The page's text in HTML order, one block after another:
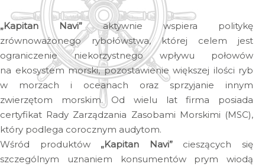
„Kapitan Navi” aktywnie wspiera politykę
zrównoważonego rybołówstwa, której celem jest
ograniczenie niekorzystnego wpływu połowów
na ekosystem morski, pozostawienie większej ilości ryb
w morzach i oceanach oraz sprzyjanie innym
zwierzętom morskim. Od wielu lat firma posiada
certyfikat Rady Zarządzania Zasobami Morskimi (MSC),
który podlega corocznym audytom.
Wśród produktów „Kapitan Navi”cieszących się
szczególnym uznaniem konsumentów prym wiodą